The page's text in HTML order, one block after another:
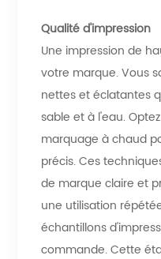
Qualité d'impression
Une impression de
votre marque. Vous
nettes et éclatantes
sable et à l'eau.
marquage à chaud
précis. Ces
de marque claire et
une utilisation
échantillons
commande. Cette